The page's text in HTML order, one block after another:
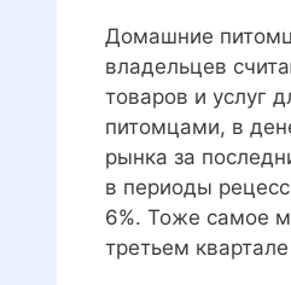
Домашние
владельцев
товаров и услуг
питомцами, в
рынка за
в периоды
6%. Тоже самое
третьем